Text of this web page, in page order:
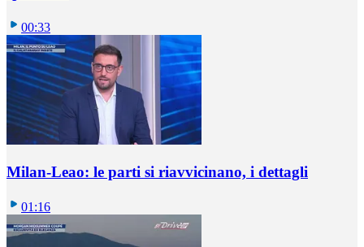
00:33
Milan-Leao: le parti si riavvicinano, i dettagli
01:16